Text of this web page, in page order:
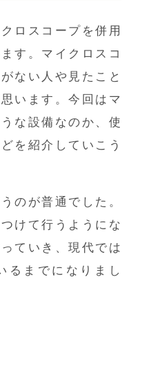
ロスコープを併用
す。マイクロスコ
ない人や見たこと
います。今回はマ
な設備なのか、使
を紹介していこう
のが普通でした。
けて行うようにな
ていき、現代では
るまでになりまし